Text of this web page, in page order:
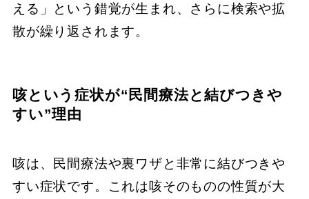
える」という錯覚が生まれ、さらに検索や拡
散が繰り返されます。
咳という症状が“民間療法と結びつきや
すい”理由
咳は、民間療法や裏ワザと非常に結びつきや
すい症状です。これは咳そのものの性質が大